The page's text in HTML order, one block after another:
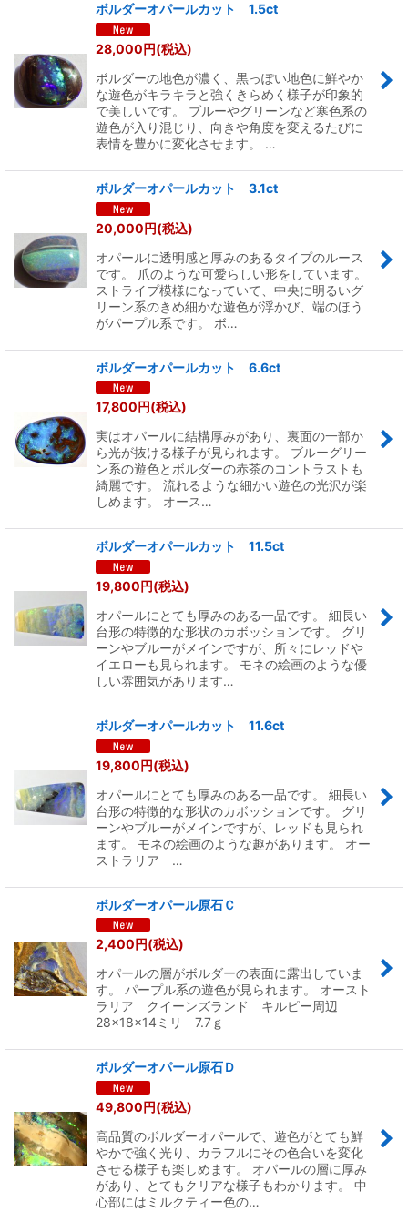
ボルダーオパールカット 1.5ct
28,000円(税込)
ボルダーの地色が濃く、黒っぽい地色に鮮やか
な遊色がキラキラと強くきらめく様子が印象的
で美しいです。 ブルーやグリーンなど寒色系の
遊色が入り混じり、向きや角度を変えるたびに
表情を豊かに変化させます。 …
ボルダーオパールカット 3.1ct
20,000円(税込)
オパールに透明感と厚みのあるタイプのルース
です。 爪のような可愛らしい形をしています。
ストライプ模様になっていて、中央に明るいグ
リーン系のきめ細かな遊色が浮かび、端のほう
がパープル系です。 ボ…
ボルダーオパールカット 6.6ct
17,800円(税込)
実はオパールに結構厚みがあり、裏面の一部か
ら光が抜ける様子が見られます。 ブルーグリー
ン系の遊色とボルダーの赤茶のコントラストも
綺麗です。 流れるような細かい遊色の光沢が楽
しめます。 オース…
ボルダーオパールカット 11.5ct
19,800円(税込)
オパールにとても厚みのある一品です。 細長い
台形の特徴的な形状のカボッションです。 グリ
ーンやブルーがメインですが、所々にレッドや
イエローも見られます。 モネの絵画のような優
しい雰囲気があります…
ボルダーオパールカット 11.6ct
19,800円(税込)
オパールにとても厚みのある一品です。 細長い
台形の特徴的な形状のカボッションです。 グリ
ーンやブルーがメインですが、レッドも見られ
ます。 モネの絵画のような趣があります。 オー
ストラリア …
ボルダーオパール原石Ｃ
2,400 円(税込)
オパールの層がボルダーの表面に露出していま
す。 パープル系の遊色が見られます。 オースト
ラリア クイーンズランド キルピー周辺
28×18×14ミリ 7.7ｇ
ボルダーオパール原石Ｄ
49,800円(税込)
高品質のボルダーオパールで、遊色がとても鮮
やかで強く光り、カラフルにその色合いを変化
させる様子も楽しめます。 オパールの層に厚み
があり、とてもクリアな様子もわかります。 中
心部にはミルクティー色の…